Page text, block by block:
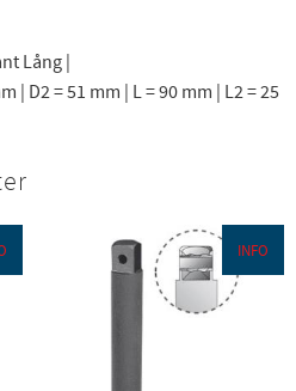
Lång |
| D2 = 51 mm | L = 90 mm | L2 = 25
INFO